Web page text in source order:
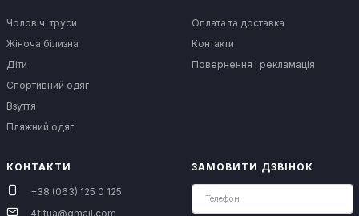
Чоловічі труси
Жіноча білизна
Діти
Спортивний одяг
Взуття
Пляжний одяг
Оплата та доставка
Контакти
Повернення і рекламація
КОНТАКТИ
+38 (063) 125 0 125
4fitua@gmail.com
ЗАМОВИТИ ДЗВІНОК